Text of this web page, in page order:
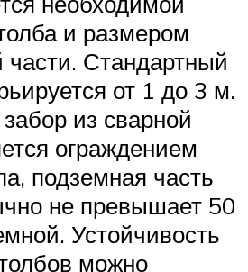
и размером
части. Стандартный
от 1 до 3 м.
из сварной
ограждением
подземная часть
не превышает 50
Устойчивость
можно